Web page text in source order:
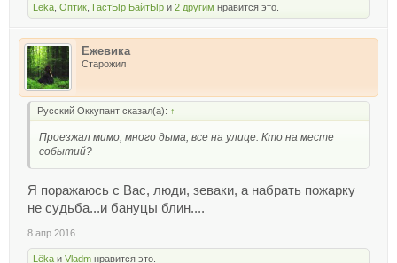
Lёka Оптик ГастЫр БайтЫр и 2 другим нравится это.
Ежевика
Старожил
Русский Оккупант сказал(а): ↑
Проезжал мимо, много дыма, все на улице. Кто на месте
событий?
Я поражаюсь с Вас, люди, зеваки, а набрать пожарку
не судьба...и бануцы блин....
8 апр 2016
Lёka и Vladm нравится это.